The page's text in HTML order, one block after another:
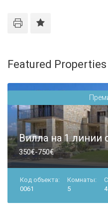
Featured Properties
Вилла на 1 линии
350€-750€
Код объекта:
0061
Комнаты:
5
4